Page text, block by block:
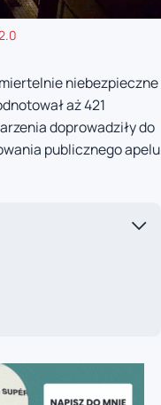
niebezpieczne
aż 421
doprowadziły do
publicznego apelu